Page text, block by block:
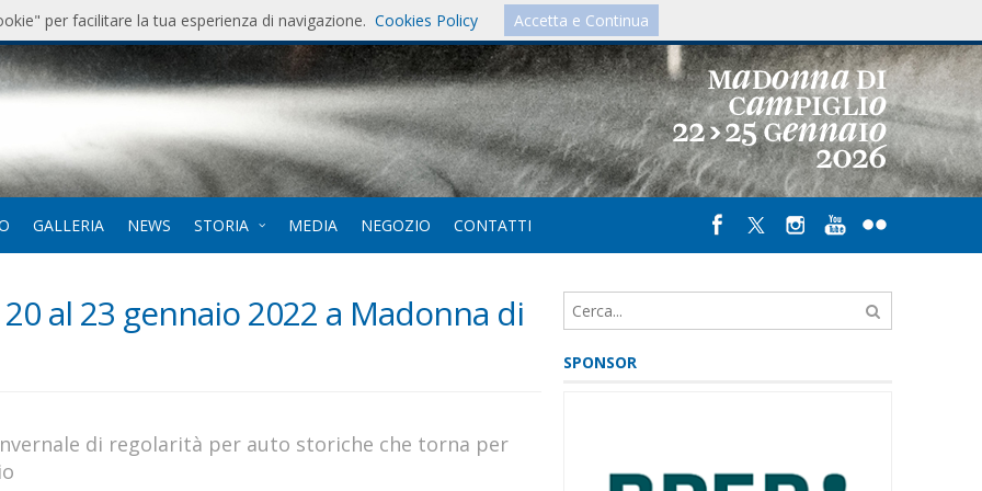
12-
GALLERIA NEWS STORIA MEDIA NEGOZIO CONTATTI
al 23 gennaio 2022 a Madonna di
di regolarità per auto storiche che torna per
SPONSOR
per facilitare la tua esperienza di navigazione. Cookies Policy Accetta e Continua